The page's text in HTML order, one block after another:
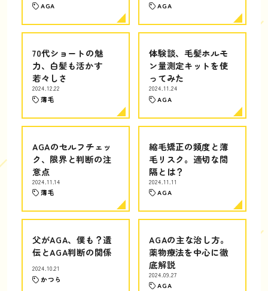
AGA AGA
70代ショートの魅
力、白髪も活かす
若々しさ
2024.12.22
薄毛
体験談、毛髪ホルモ
ン量測定キットを使
ってみた
2024.11.24
AGA
AGAのセルフチェッ
ク、限界と判断の注
意点
2024.11.14
薄毛
縮毛矯正の頻度と薄
毛リスク。適切な間
隔とは？
2024.11.11
AGA
父がAGA、僕も？遺
伝とAGA判断の関係
2024.10.21
かつら
AGAの主な治し方。
薬物療法を中心に徹
底解説
2024.09.27
AGA